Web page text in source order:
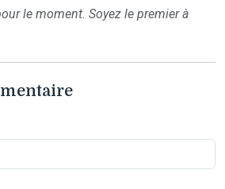
le moment. Soyez le premier à